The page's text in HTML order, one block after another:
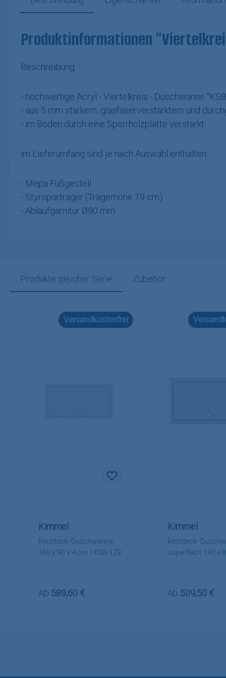
Produktinformationen
Beschreibung:
- hochwertige Acryl - Viertelkreis - Duschwanne
- aus 5 mm starkem, glasfaserverstärktem und
- im Boden durch eine Sperrholzplatte verstärkt
im Lieferumfang sind je nach Auswahl enthalten:
- Mepa Fußgestell
- Styroporträger (Trägerhöhe 19 cm)
- Ablaufgarnitur Ø90 mm
Produkte gleicher Serie Zubehör
Produktgalerie überspringen
Versandkostenfrei
Rechteck- Duschwanne
180 x 90 x 4 cm / KSB 129
Kimmel
Regulärer Preis:
Ab 589,60 €
Rechteck-
superflach 140 x
Kimmel
Regulärer Preis:
Ab 509,50 €